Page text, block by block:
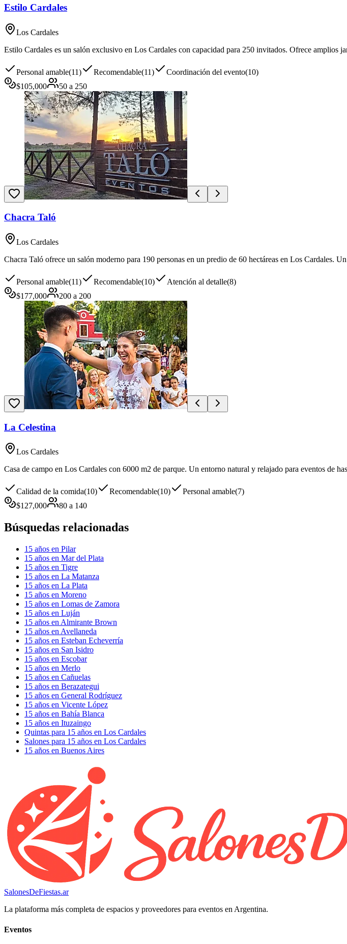
Estilo Cardales
Los Cardales
Estilo Cardales es un salón exclusivo en Los Cardales con capacidad para 250 invitados. Ofrece amplios
Personal amable(11) Recomendable(11) Coordinación del evento(10)
$105,000 50 a 250
Chacra Taló
Los Cardales
Chacra Taló ofrece un salón moderno para 190 personas en un predio de 60 hectáreas en Los Cardales.
Personal amable(11) Recomendable(10) Atención al detalle(8)
$177,000 200 a 200
La Celestina
Los Cardales
Casa de campo en Los Cardales con 6000 m2 de parque. Un entorno natural y relajado para eventos de
Calidad de la comida(10) Recomendable(10) Personal amable(7)
$127,000 80 a 140
Búsquedas relacionadas
15 años en Pilar
15 años en Mar del Plata
15 años en Tigre
15 años en La Matanza
15 años en La Plata
15 años en Moreno
15 años en Lomas de Zamora
15 años en Luján
15 años en Almirante Brown
15 años en Avellaneda
15 años en Esteban Echeverría
15 años en San Isidro
15 años en Escobar
15 años en Merlo
15 años en Cañuelas
15 años en Berazategui
15 años en General Rodríguez
15 años en Vicente López
15 años en Bahía Blanca
15 años en Ituzaingo
Quintas para 15 años en Los Cardales
Salones para 15 años en Los Cardales
15 años en Buenos Aires
SalonesDeFiestas.ar
La plataforma más completa de espacios y proveedores para eventos en Argentina.
Eventos